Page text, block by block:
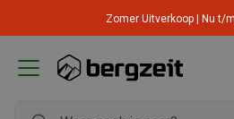
Zomer Uitverkoop | Nu t/